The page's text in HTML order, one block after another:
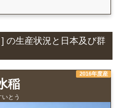
の生産状況と日本及び群
2016年度産
稲
いとう